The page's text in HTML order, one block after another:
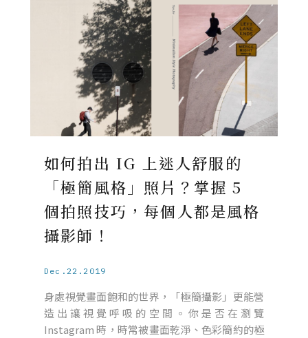
如何拍出 IG 上迷人舒服的
「極簡風格」照片？掌握 5
個拍照技巧，每個人都是風格
攝影師！
Dec.22.2019
身處視覺畫面飽和的世界，「極簡攝影」更能營
造出讓視覺呼吸的空間。你是否在瀏覽
Instagram 時，時常被畫面乾淨、色彩簡約的極